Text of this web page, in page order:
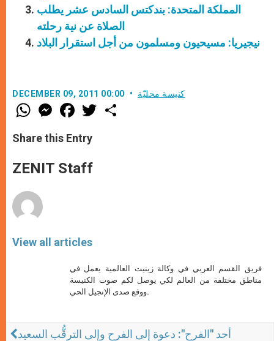
المملكة المتحدة: بندكتس السادس عشر يطلب
الصلاة عن نية رحلته
نيجيريا: مسيحيون ومسلمون من أجل استقرار البلاد
DECEMBER 09, 2011 00:00 كنيسة محليّة
W
h
t
s
p
p
M
e
s
e
g
e
F
a
e
b
o
k
w
Share this Entry
ZENIT Staff
View all articles
فريق القسم العربي في وكالة زينيت العالمية يعمل في
مناطق مختلفة من العالم لكي يوصل لكم صوت الكنيسة
ووقع صدى الإنجيل الحي.
أحد "الفرح": دعوة إلى الفرح وإلى الترقُّب السعيد